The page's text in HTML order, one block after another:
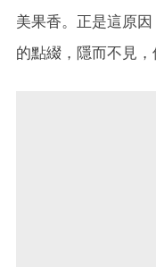
美果香。正是這原
的點綴，隱而不見，